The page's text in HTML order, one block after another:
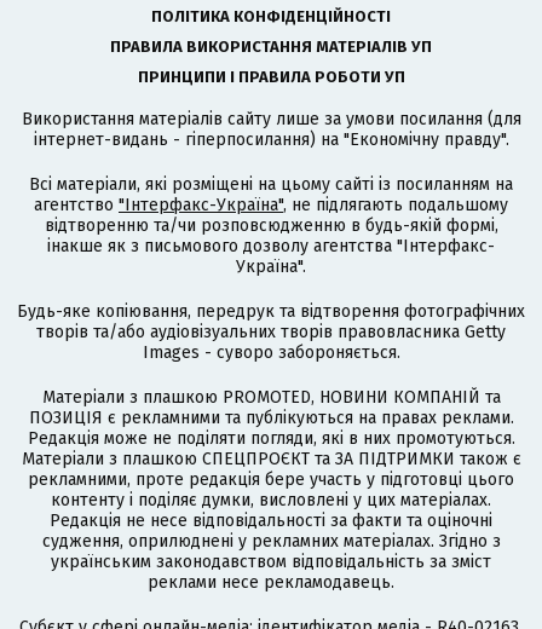
ПОЛІТИКА КОНФІДЕНЦІЙНОСТІ
ПРАВИЛА ВИКОРИСТАННЯ МАТЕРІАЛІВ УП
ПРИНЦИПИ І ПРАВИЛА РОБОТИ УП
Використання матеріалів сайту лише за умови посилання (для
інтернет-видань - гіперпосилання) на "Економічну правду".
Всі матеріали, які розміщені на цьому сайті із посиланням на
агентство "Інтерфакс-Україна", не підлягають подальшому
відтворенню та/чи розповсюдженню в будь-якій формі,
інакше як з письмового дозволу агентства "Інтерфакс-
Україна".
Будь-яке копіювання, передрук та відтворення фотографічних
творів та/або аудіовізуальних творів правовласника Getty
Images - суворо забороняється.
Матеріали з плашкою PROMOTED, НОВИНИ КОМПАНІЙ та
ПОЗИЦІЯ є рекламними та публікуються на правах реклами.
Редакція може не поділяти погляди, які в них промотуються.
Матеріали з плашкою СПЕЦПРОЄКТ та ЗА ПІДТРИМКИ також є
рекламними, проте редакція бере участь у підготовці цього
контенту і поділяє думки, висловлені у цих матеріалах.
Редакція не несе відповідальності за факти та оціночні
судження, оприлюднені у рекламних матеріалах. Згідно з
українським законодавством відповідальність за зміст
реклами несе рекламодавець.